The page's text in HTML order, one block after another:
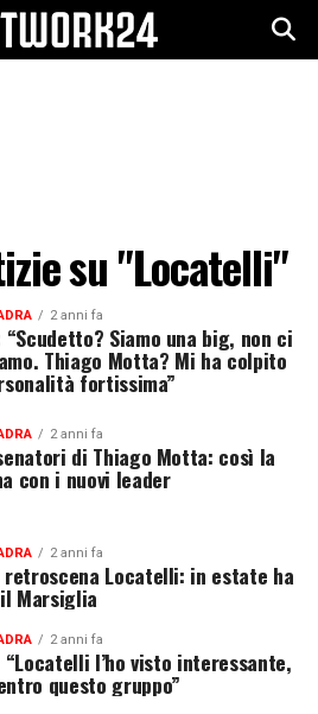
su "Locatelli"
2 anni fa
Siamo una big, non ci
Thiago Motta? Mi ha colpito
fortissima”
2 anni fa
di Thiago Motta: così la
con i nuovi leader
2 anni fa
retroscena Locatelli: in estate ha
Marsiglia
2 anni fa
l’ho visto interessante,
questo gruppo”